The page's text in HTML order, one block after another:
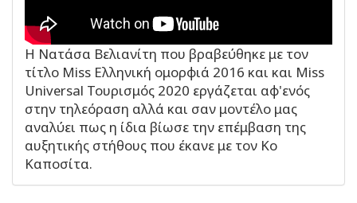
Η Νατάσα Βελιανίτη που βραβεύθηκε με τον
τίτλο Miss Ελληνική ομορφιά 2016 και και Miss
Universal Τουρισμός 2020 εργάζεται αφ'ενός
στην τηλεόραση αλλά και σαν μοντέλο μας
αναλύει πως η ίδια βίωσε την επέμβαση της
αυξητικής στήθους που έκανε με τον Κο
Καποσίτα.